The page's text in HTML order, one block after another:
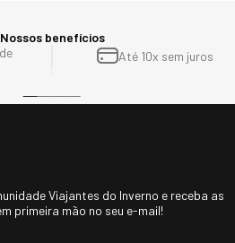
Nossos benefícios
Até 10x sem juros
Viajantes do Inverno e receba as
primeira mão no seu e-mail!